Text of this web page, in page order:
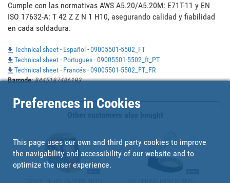
Cumple con las normativas AWS A5.20/A5.20M: E71T-11 y EN
ISO 17632-A: T 42 Z Z N 1 H10, asegurando calidad y fiabilidad
en cada soldadura.
Technical sheet - Español - 09005501-5502_FT
Technical sheet - Portugues - 09005501-5502_ft_PT
Technical sheet - Francés - 09005501-5502_FT_FR
Barcode:8445187486193
Preferences in Cookies
This page uses our own and third party cookies to improve
the navigability and accessibility of our website and to
optimize the user experience.